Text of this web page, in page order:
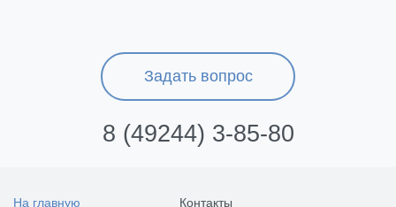
Задать вопрос
8 (49244) 3-85-80
На главную Контакты